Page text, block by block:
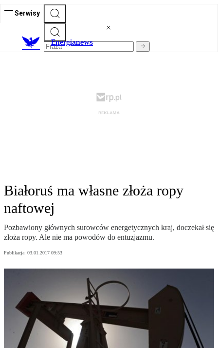
Serwisy
Energianews
Białoruś ma własne złoża ropy
naftowej
Pozbawiony głównych surowców energetycznych kraj, doczekał się
złoża ropy. Ale nie ma powodów do entuzjazmu.
Publikacja: 03.01.2017 09:53